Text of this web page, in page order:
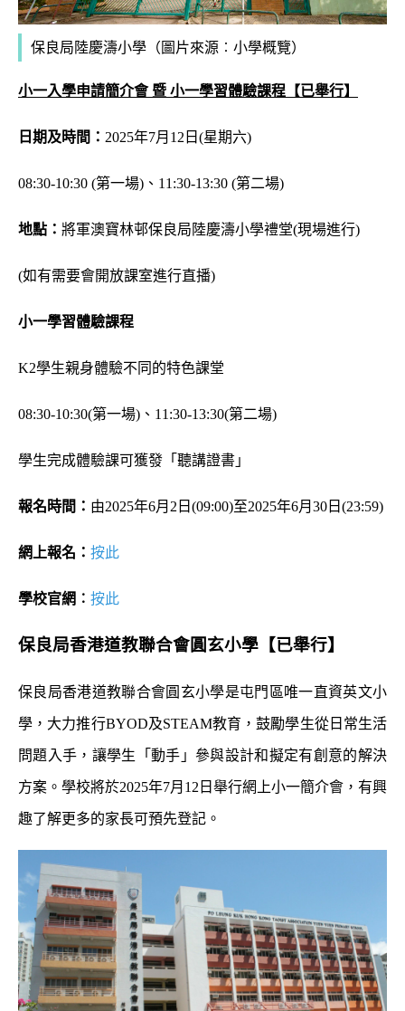
保良局陸慶濤小學（圖片來源︰小學概覽）
小一入學申請簡介會 暨 小一學習體驗課程 【已舉行】
日期及時間： 2025年7月12日(星期六)
08:30-10:30 (第一場)、11:30-13:30 (第二場)
地點： 將軍澳寶林邨保良局陸慶濤小學禮堂(現場進行)
(如有需要會開放課室進行直播)
小一學習體驗課程
K2學生親身體驗不同的特色課堂
08:30-10:30(第一場)、11:30-13:30(第二場)
學生完成體驗課可獲發「聽講證書」
報名時間： 由2025年6月2日(09:00)至2025年6月30日(23:59)
網上報名： 按此
學校官網︰ 按此
保良局香港道教聯合會圓玄小學 【已舉行】
保良局香港道教聯合會圓玄小學是屯門區唯一直資英文小
學，大力推行BYOD及STEAM教育，鼓勵學生從日常生活
問題入手，讓學生「動手」參與設計和擬定有創意的解決
方案。學校將於2025年7月12日舉行網上小一簡介會，有興
趣了解更多的家長可預先登記。